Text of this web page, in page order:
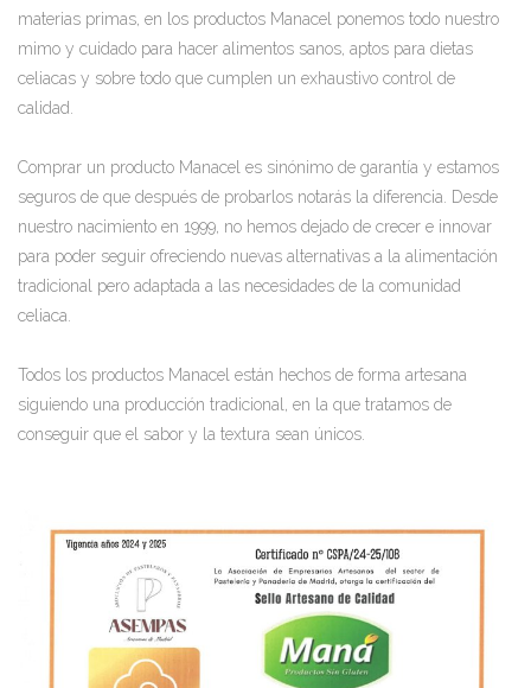
materias primas, en los productos Manacel ponemos todo nuestro
mimo y cuidado para hacer alimentos sanos, aptos para dietas
celiacas y sobre todo que cumplen un exhaustivo control de
calidad.
Comprar un producto Manacel es sinónimo de garantía y estamos
seguros de que después de probarlos notarás la diferencia. Desde
nuestro nacimiento en 1999, no hemos dejado de crecer e innovar
para poder seguir ofreciendo nuevas alternativas a la alimentación
tradicional pero adaptada a las necesidades de la comunidad
celiaca.
Todos los productos Manacel están hechos de forma artesana
siguiendo una producción tradicional, en la que tratamos de
conseguir que el sabor y la textura sean únicos.